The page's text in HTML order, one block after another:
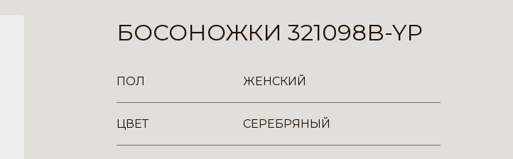
БОСОНОЖКИ 321098B-YP
ПОЛ ЖЕНСКИЙ
ЦВЕТ СЕРЕБРЯНЫЙ